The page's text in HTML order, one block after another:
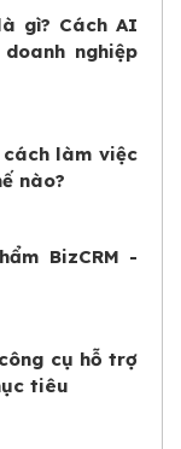
gì? Cách AI
nghiệp
làm việc
nào?
BizCRM -
cụ hỗ trợ
tiêu